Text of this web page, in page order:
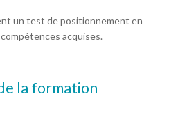
un test de positionnement en
acquises.
la formation